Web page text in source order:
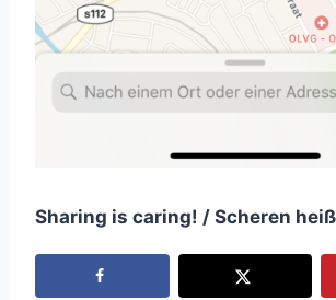
Sharing is caring! / Scheren